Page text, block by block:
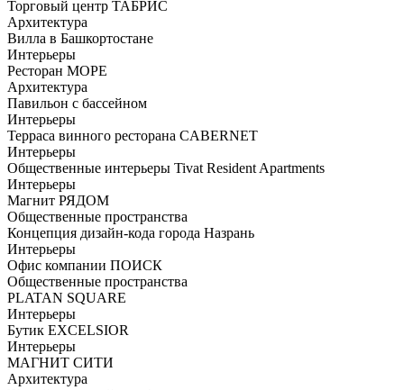
Торговый центр ТАБРИС
Архитектура
Вилла в Башкортостане
Интерьеры
Ресторан МОРЕ
Архитектура
Павильон с бассейном
Интерьеры
Терраса винного ресторана CABERNET
Интерьеры
Общественные интерьеры Tivat Resident Apartments
Интерьеры
Магнит РЯДОМ
Общественные пространства
Концепция дизайн-кода города Назрань
Интерьеры
Офис компании ПОИСК
Общественные пространства
PLATAN SQUARE
Интерьеры
Бутик EXCELSIOR
Интерьеры
МАГНИТ СИТИ
Архитектура